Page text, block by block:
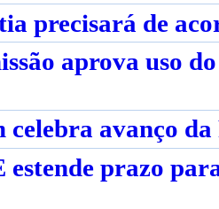
precisará de
aprova uso
celebra avanço
estende prazo